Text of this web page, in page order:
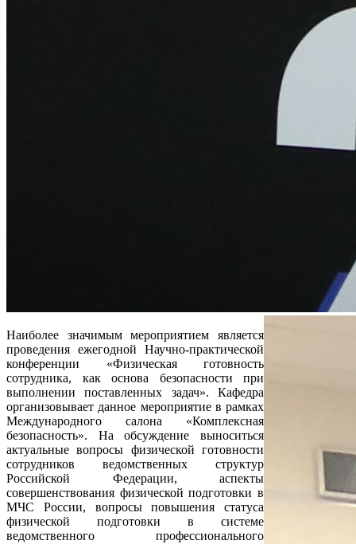
Наиболее значимым мероприятием является
проведения ежегодной Научно-практической
конференции «Физическая готовность
сотрудника, как основа безопасности при
выполнении поставленных задач». Кафедра
организовывает данное мероприятие в рамках
Международного салона «Комплексная
безопасность». На обсуждение выноситься
актуальные вопросы физической готовности
сотрудников ведомственных структур
Российской Федерации, аспекты
совершенствования физической подготовки в
МЧС России, вопросы повышения статуса
физической подготовки в системе
ведомственного профессионального